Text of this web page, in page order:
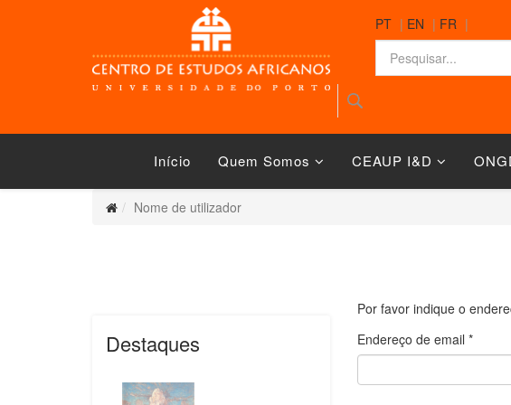
PT | EN | FR |
Início Quem Somos CEAUP I&D
Nome de utilizador
Destaques
Por favor indique o
Endereço de email *